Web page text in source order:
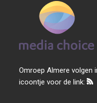
Omroep Almere volgen
icoontje voor de link: